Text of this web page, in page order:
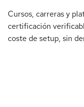
Cursos, carreras y
certificación
coste de setup, sin